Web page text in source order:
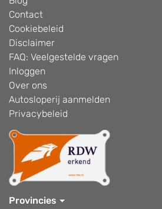
Contact
Cookiebeleid
Disclaimer
FAQ: Veelgestelde vragen
Inloggen
Over ons
Autosloperij aanmelden
Privacybeleid
Provincies